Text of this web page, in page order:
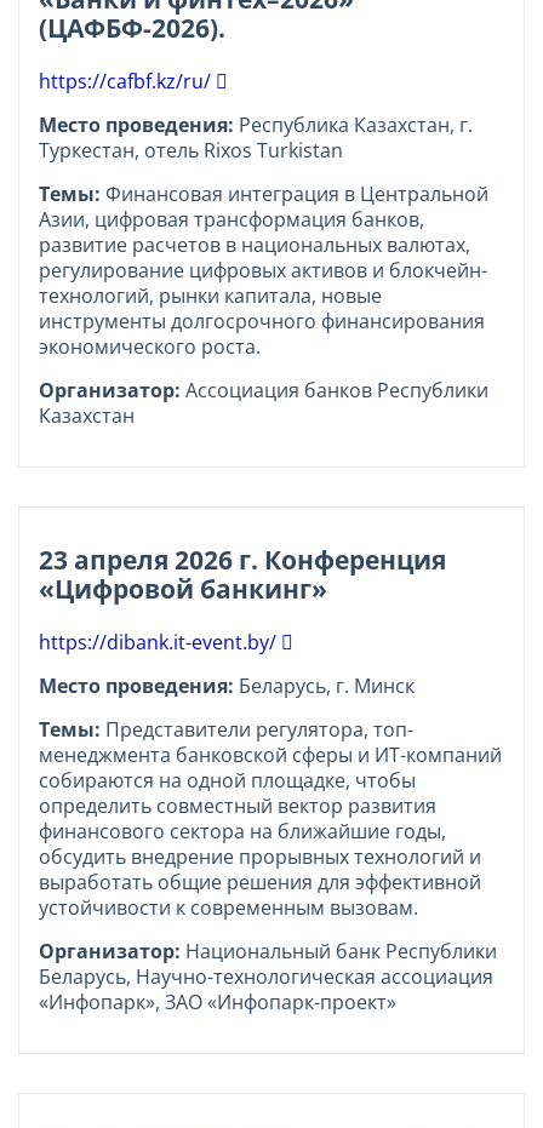
(ЦАФБФ-2026).
https://cafbf.kz/ru/
Место проведения: Республика Казахстан, г.
Туркестан, отель Rixos Turkistan
Темы: Финансовая интеграция в Центральной
Азии, цифровая трансформация банков,
развитие расчетов в национальных валютах,
регулирование цифровых активов и блокчейн-
технологий, рынки капитала, новые
инструменты долгосрочного финансирования
экономического роста.
Организатор: Ассоциация банков Республики
Казахстан
23 апреля 2026 г. Конференция
«Цифровой банкинг»
https://dibank.it-event.by/
Место проведения: Беларусь, г. Минск
Темы: Представители регулятора, топ-
менеджмента банковской сферы и ИТ-компаний
собираются на одной площадке, чтобы
определить совместный вектор развития
финансового сектора на ближайшие годы,
обсудить внедрение прорывных технологий и
выработать общие решения для эффективной
устойчивости к современным вызовам.
Организатор: Национальный банк Республики
Беларусь, Научно-технологическая ассоциация
«Инфопарк», ЗАО «Инфопарк-проект»